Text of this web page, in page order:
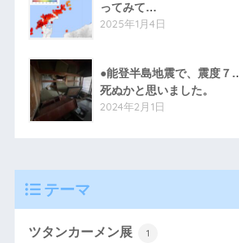
ってみて…
2025年1月4日
●能登半島地震で、震度
死ぬかと思いました。
2024年2月1日
テーマ
ツタンカーメン展 1